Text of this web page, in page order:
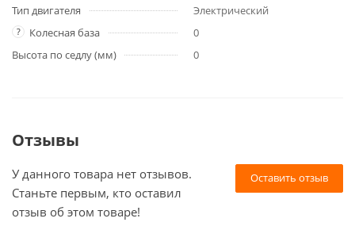
Тип двигателя Электрический
? Колесная база
0
Высота по седлу (мм)
0
Отзывы
Оставить отзыв
У данного товара нет отзывов.
Станьте первым, кто оставил
отзыв об этом товаре!